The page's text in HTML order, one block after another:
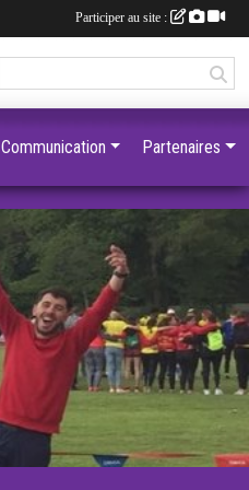
Communication Partenaires
Participer au site :